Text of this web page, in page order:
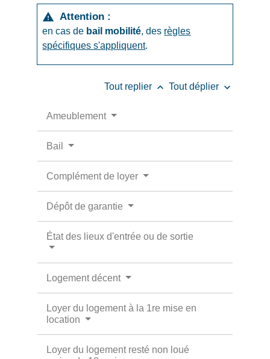
warning Attention :
en cas de bail mobilité, des règles
spécifiques s'appliquent.
Tout replier keyboard_arrow_up Tout déplier keyboard_arrow_down
Ameublement
Bail
Complément de loyer
Dépôt de garantie
État des lieux d'entrée ou de sortie
Logement décent
Loyer du logement à la 1re mise en
location
Loyer du logement resté non loué